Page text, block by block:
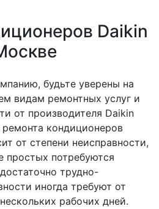
Daikin
будьте уверены на
видам ремонтных услуг и
от производителя Daikin
кондиционеров
от степени неисправности,
простых потребуются
трудно-
иногда требуют от
рабочих дней.